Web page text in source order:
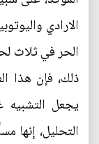
الارادي
الحر في ثلاث
ذلك، فإن هذا
يجعل
التحليل، إنها